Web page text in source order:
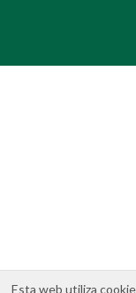
Esta web utiliza